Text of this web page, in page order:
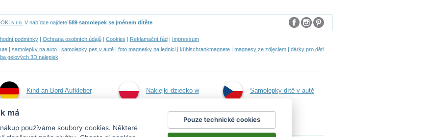
s.r.o. V nabídce najdete 589 samolepek se jménem dítěte
podmínky| Ochrana osobních údajů| Cookies | Reklamační řád| Impressum
| samolepky na auto| samolepky pes v autě| foto magnetky na lednici| kühlschrankmagnete| magnesy ze zdjęciem| dárky pro děti
gelových 3D nálepiek
Kind an Bord Aufkleber Naklejki dziecko w Samolepky dítě v autě
má
používáme soubory cookies. Některé
Pouze technické cookies